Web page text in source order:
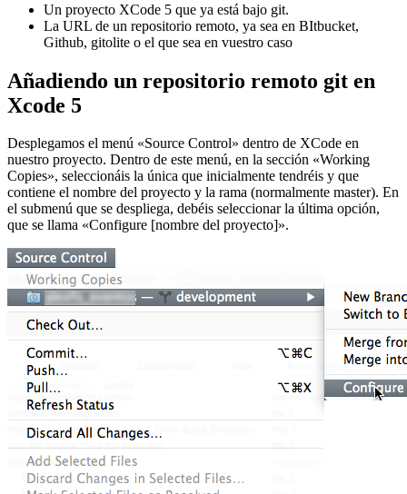
Un proyecto XCode 5 que ya está bajo git.
La URL de un repositorio remoto, ya sea en BItbucket,
Github, gitolite o el que sea en vuestro caso
Añadiendo un repositorio remoto git en
Xcode 5
Desplegamos el menú «Source Control» dentro de XCode en
nuestro proyecto. Dentro de este menú, en la sección «Working
Copies», seleccionáis la única que inicialmente tendréis y que
contiene el nombre del proyecto y la rama (normalmente master). En
el submenú que se despliega, debéis seleccionar la última opción,
que se llama «Configure [nombre del proyecto]».